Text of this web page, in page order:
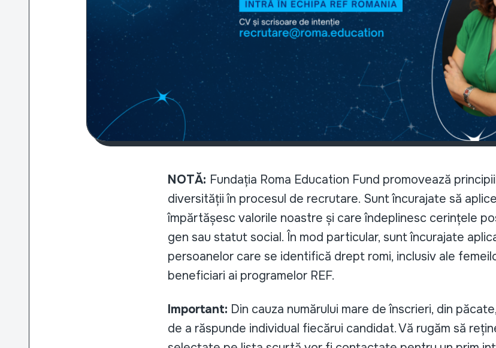
NOTĂ: Fundația Roma Education Fund promovează
diversității în procesul de recrutare. Sunt încurajate să
împărtășesc valorile noastre și care îndeplinesc cerințele
gen sau statut social. În mod particular, sunt încurajate
persoanelor care se identifică drept romi, inclusiv ale
beneficiari ai programelor REF.
Important: Din cauza numărului mare de înscrieri, din
de a răspunde individual fiecărui candidat. Vă rugăm să